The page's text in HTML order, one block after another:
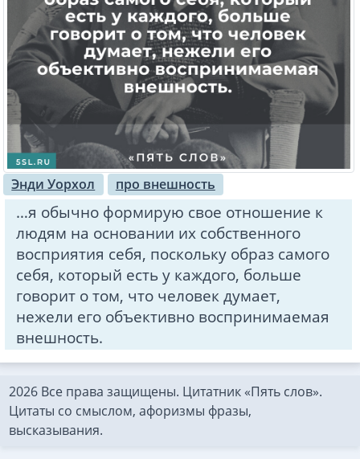
Энди Уорхол про внешность
…я обычно формирую свое отношение к
людям на основании их собственного
восприятия себя, поскольку образ самого
себя, который есть у каждого, больше
говорит о том, что человек думает,
нежели его объективно воспринимаемая
внешность.
2026 Все права защищены. Цитатник «Пять слов».
Цитаты со смыслом, афоризмы фразы,
высказывания.